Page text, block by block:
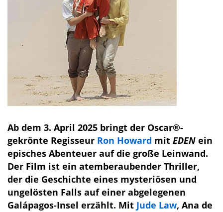
Ab dem 3. April 2025 bringt der Oscar®-
gekrönte Regisseur Ron Howard mit EDEN ein
episches Abenteuer auf die große Leinwand.
Der Film ist ein atemberaubender Thriller,
der die Geschichte eines mysteriösen und
ungelösten Falls auf einer abgelegenen
Galápagos-Insel erzählt. Mit Jude Law, Ana de